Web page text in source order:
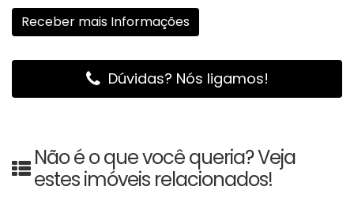
Dúvidas? Nós ligamos!
Não é o que você queria? Veja
estes imóveis relacionados!